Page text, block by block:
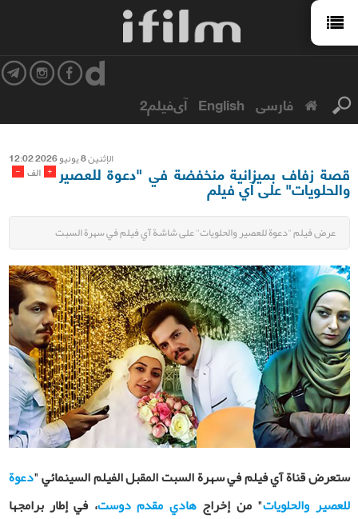
فارسی English آی‌فیلم2
الإثنین 8 یونیو 2026 12:02
- الف + قصة زفاف بميزانية منخفضة في "دعوة للعصير
والحلويات" على آي فيلم
عرض فيلم "دعوة للعصير والحلويات" على شاشة آي فيلم في سهرة السبت
ستعرض قناة آي فيلم في سهرة السبت المقبل الفيلم السينمائي "دعوة
للعصير والحلويات" من إخراجهادي مقدم‌ دوست، في إطار برامجها